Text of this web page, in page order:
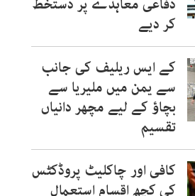
دفاعی معاہدے پر دستخط
کر دیے
کے ایس ریلیف کی جانب
سے یمن میں ملیریا سے
بچاؤ کے لیے مچھر دانیاں
تقسیم
کافی اور چاکلیٹ پروڈکٹس
کی کچھ اقسام استعمال